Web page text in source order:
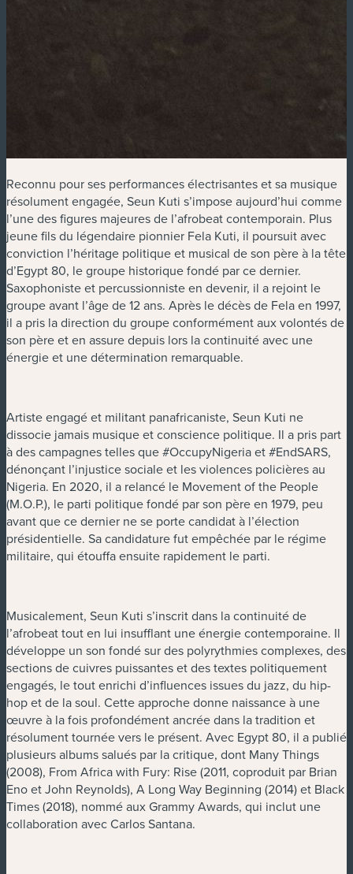
Reconnu pour ses performances électrisantes et sa musique
résolument engagée, Seun Kuti s’impose aujourd’hui comme
l’une des figures majeures de l’afrobeat contemporain. Plus
jeune fils du légendaire pionnier Fela Kuti, il poursuit avec
conviction l’héritage politique et musical de son père à la tête
d’Egypt 80, le groupe historique fondé par ce dernier.
Saxophoniste et percussionniste en devenir, il a rejoint le
groupe avant l’âge de 12 ans. Après le décès de Fela en 1997,
il a pris la direction du groupe conformément aux volontés de
son père et en assure depuis lors la continuité avec une
énergie et une détermination remarquable.
Artiste engagé et militant panafricaniste, Seun Kuti ne
dissocie jamais musique et conscience politique. Il a pris part
à des campagnes telles que #OccupyNigeria et #EndSARS,
dénonçant l’injustice sociale et les violences policières au
Nigeria. En 2020, il a relancé le Movement of the People
(M.O.P.), le parti politique fondé par son père en 1979, peu
avant que ce dernier ne se porte candidat à l’élection
présidentielle. Sa candidature fut empêchée par le régime
militaire, qui étouffa ensuite rapidement le parti.
Musicalement, Seun Kuti s’inscrit dans la continuité de
l’afrobeat tout en lui insufflant une énergie contemporaine. Il
développe un son fondé sur des polyrythmies complexes, des
sections de cuivres puissantes et des textes politiquement
engagés, le tout enrichi d’influences issues du jazz, du hip-
hop et de la soul. Cette approche donne naissance à une
œuvre à la fois profondément ancrée dans la tradition et
résolument tournée vers le présent. Avec Egypt 80, il a publié
plusieurs albums salués par la critique, dont Many Things
(2008), From Africa with Fury: Rise (2011, coproduit par Brian
Eno et John Reynolds), A Long Way Beginning (2014) et Black
Times (2018), nommé aux Grammy Awards, qui inclut une
collaboration avec Carlos Santana.